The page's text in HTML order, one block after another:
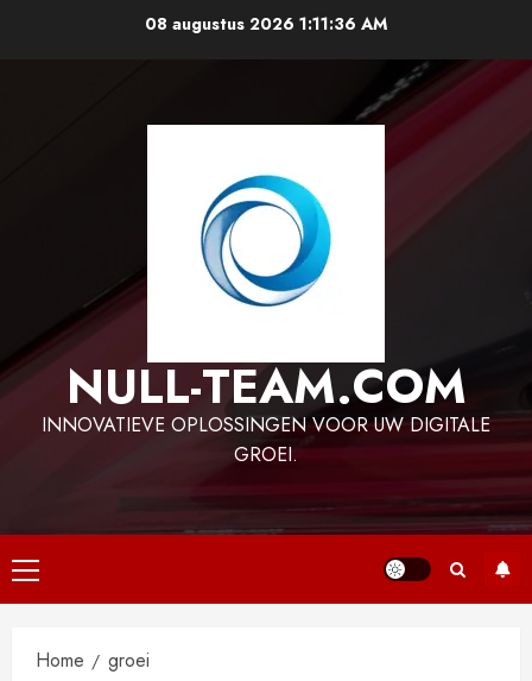
08 augustus 20261:11:37 AM
NULL-TEAM.COM
INNOVATIEVE OPLOSSINGEN VOOR UW DIGITALE
GROEI.
Primair
menu
Home groei